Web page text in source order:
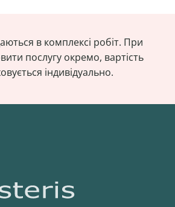
в комплексі робіт. При
послугу окремо, вартість
індивідуально.